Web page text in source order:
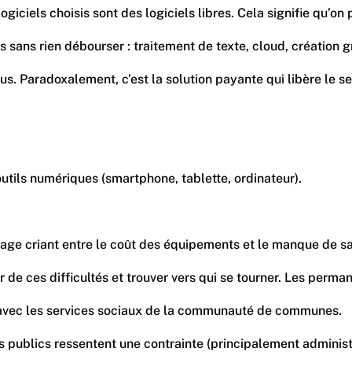
choisis sont des logiciels libres. Cela signifie
débourser : traitement de texte, cloud,
c’est la solution payante qui libère
numériques (smartphone, tablette, ordinateur).
criant entre le coût des équipements et le manque
difficultés et trouver vers qui se tourner.
les services sociaux de la communauté de communes.
ressentent une contrainte (principalement